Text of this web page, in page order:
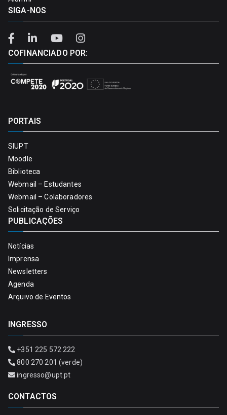
SIGA-NOS
COFINANCIADO POR:
PORTAIS
SIUPT
Moodle
Biblioteca
Webmail – Estudantes
Webmail – Colaboradores
Solicitação de Serviço
PUBLICAÇÕES
Notícias
Imprensa
Newsletters
Agenda
Arquivo de Eventos
INGRESSO
+351 225 572 222
800 270 201 (verde)
ingresso@upt.pt
CONTACTOS